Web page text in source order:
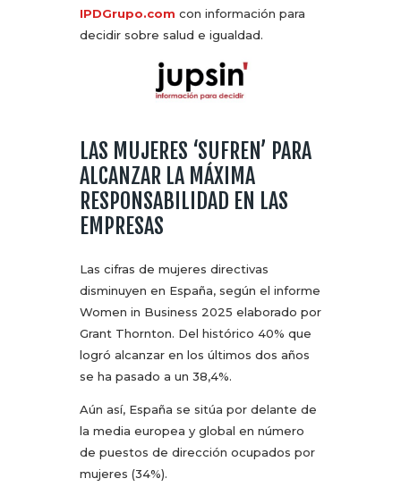
IPDGrupo.com con información para
decidir sobre salud e igualdad.
LAS MUJERES ‘SUFREN’ PARA
ALCANZAR LA MÁXIMA
RESPONSABILIDAD EN LAS
EMPRESAS
Las cifras de mujeres directivas
disminuyen en España, según el informe
Women in Business 2025 elaborado por
Grant Thornton. Del histórico 40% que
logró alcanzar en los últimos dos años
se ha pasado a un 38,4%.
Aún así, España se sitúa por delante de
la media europea y global en número
de puestos de dirección ocupados por
mujeres (34%).